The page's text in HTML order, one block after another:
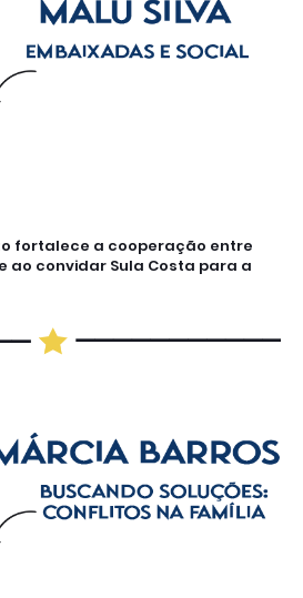
fortalece a cooperação entre
ao convidar Sula Costa para a